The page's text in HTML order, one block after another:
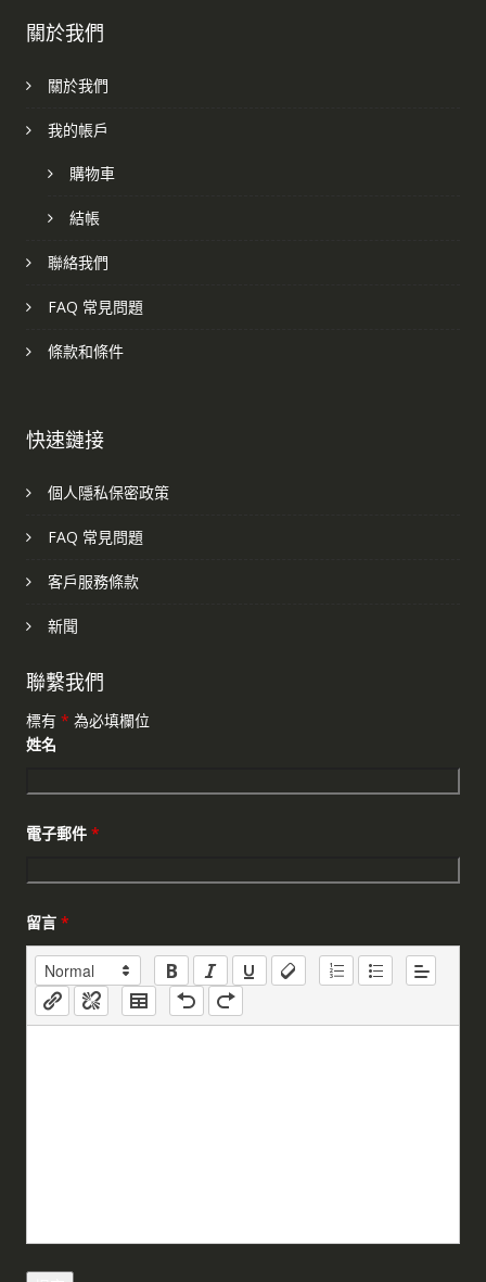
關於我們
關於我們
我的帳戶
購物車
結帳
聯絡我們
FAQ 常見問題
條款和條件
快速鏈接
個人隱私保密政策
FAQ 常見問題
客戶服務條款
新聞
聯繫我們
標有 * 為必填欄位
姓名
電子郵件 *
留言 *